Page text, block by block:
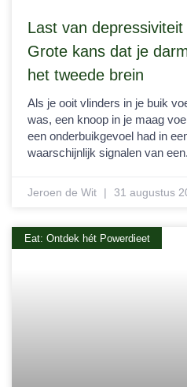
Last van
Grote kans dat je
het tweede brein
Als je ooit vlinders in je buik
was, een knoop in je maag
een onderbuikgevoel had in
waarschijnlijk signalen van
Jeroen de Wit 31 augustus
Eat: Ontdek hét Powerdieet